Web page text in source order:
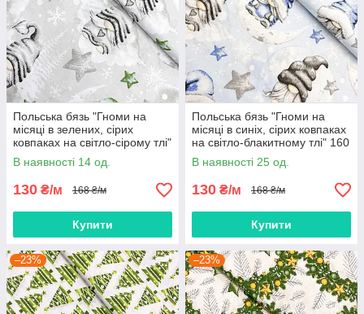
Польська бязь "Гноми на
місяці в зелених, сірих
ковпаках на світло-сірому тлі"
160 см
В наявності 14 од.
130 ₴/м 168 ₴/м
Купити
Польська бязь "Гноми на
місяці в синіх, сірих ковпаках
на світло-блакитному тлі" 160
см
В наявності 25 од.
130 ₴/м 168 ₴/м
Купити
–23% –23%